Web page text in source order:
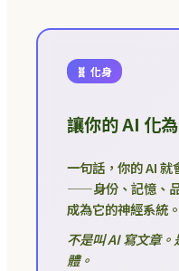
🧬 化身
讓你的 AI 化
一句話，你的 AI
——身份、記憶、
成為它的神經系統。
不是叫 AI 寫文章
體。